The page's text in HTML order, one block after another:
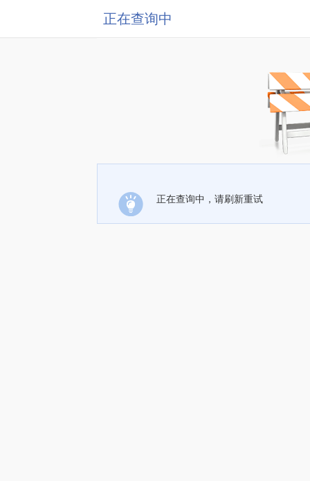
正在查询中
正在查询中，请刷新重试